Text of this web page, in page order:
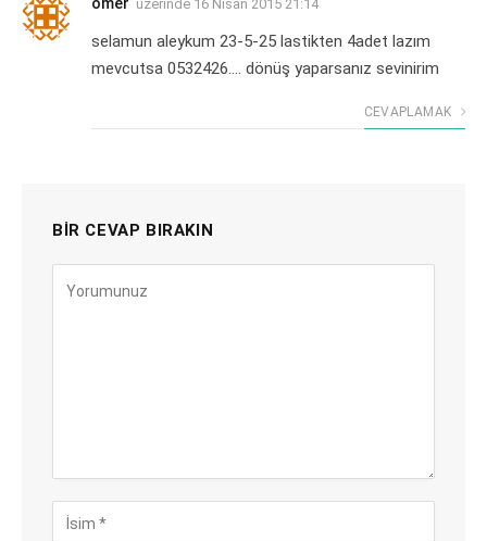
üzerinde 16 Nisan 2015 21:14
selamun aleykum 23-5-25 lastikten 4adet lazım
mevcutsa 0532426…. dönüş yaparsanız sevinirim
CEVAPLAMAK
BIR CEVAP BIRAKIN